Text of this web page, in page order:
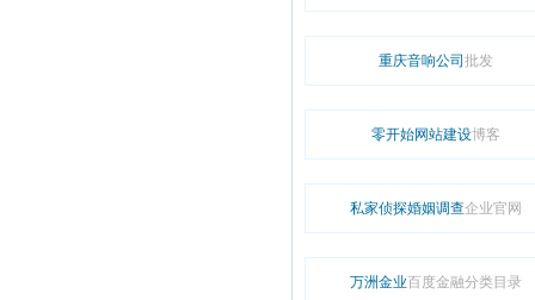
重庆音响公司 批发
零开始网站建设博客
私家侦探婚姻调查企业官网
万洲金业百度金融分类目录